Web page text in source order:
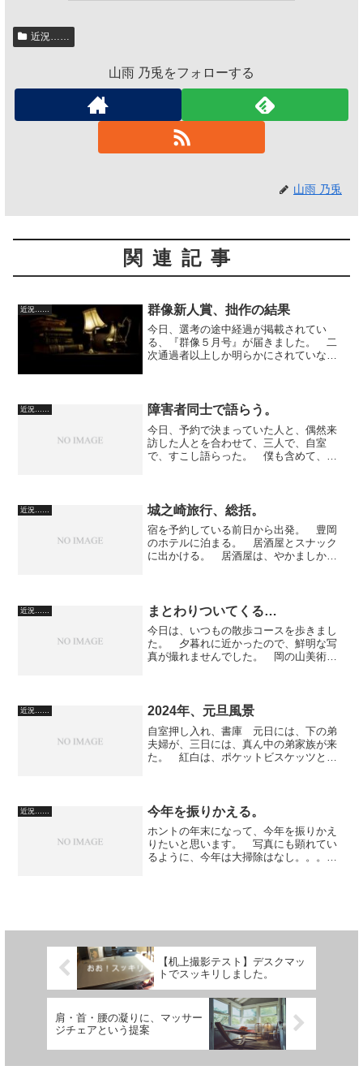
近況……
山雨 乃兎をフォローする
山雨 乃兎
関連記事
近況…… 群像新人賞、拙作の結果
今日、選考の途中経過が掲載されてい
る、『群像５月号』が届きました。 二
次通過者以上しか明らかにされていな
果ですが、まったく駄目でした...
近況…… 障害者同士で語らう。
今日、予約で決まっていた人と、偶然来
訪した人とを合わせて、三人で、自室
で、すこし語らった。 僕も含めて、三
教わりに来ていたんだけど、...
近況…… 城之崎旅行、総括。
宿を予約している前日から出発。 豊岡
のホテルに泊まる。 居酒屋とスナック
に出かける。 居酒屋は、やかましかっ
ママさんは、乳が垂れていた...
近況…… まとわりついてくる…
今日は、いつもの散歩コースを歩きまし
た。 夕暮れに近かったので、鮮明な写
真が撮れませんでした。 岡の山美術館
うか。 それとも、自由時...
近況…… 2024年、元旦風景
自室押し入れ、書庫 元日には、下の弟
夫婦が、三日には、真ん中の弟家族が来
た。 紅白は、ポケットビスケッツとブ
４缶入りのを三箱のんでし...
近況…… 今年を振りかえる。
ホントの年末になって、今年を振りかえ
りたいと思います。 写真にも顕れてい
るように、今年は大掃除はなし。。。
【机上撮影テスト】デスクマッ
トでスッキリしました。
肩・首・腰の凝りに、マッサー
ジチェアという提案